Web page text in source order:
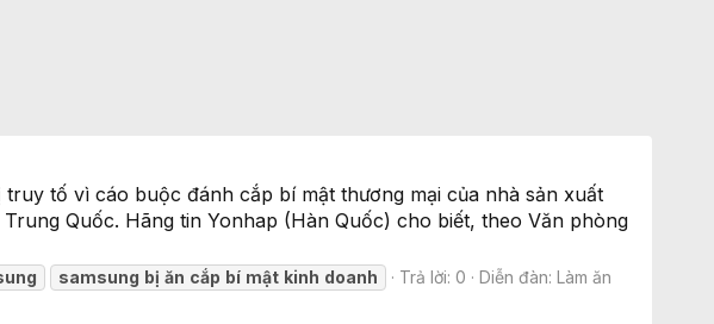
tố vì cáo buộc đánh cắp bí mật thương mại của nhà sản xuất
Quốc. Hãng tin Yonhap (Hàn Quốc) cho biết, theo Văn phòng
samsung bị ăn cắp bí mật kinh doanh Trả lời: 0 Diễn đàn:Làm ăn